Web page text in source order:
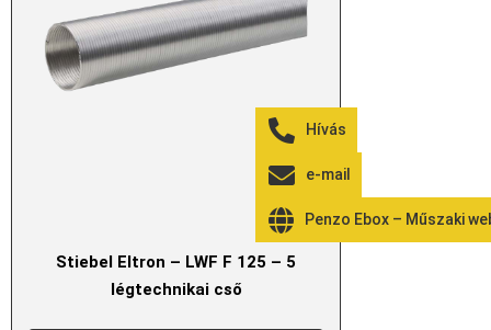
Stiebel Eltron – LWF F 125 – 5
légtechnikai cső
Hívás
e-mail
Penzo Ebox – Műszaki